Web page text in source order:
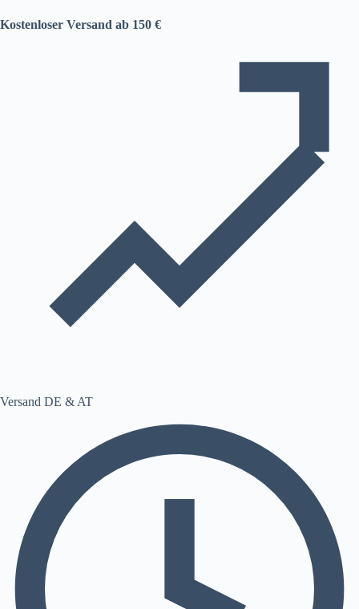
Kostenloser Versand ab 150 €
Versand DE & AT